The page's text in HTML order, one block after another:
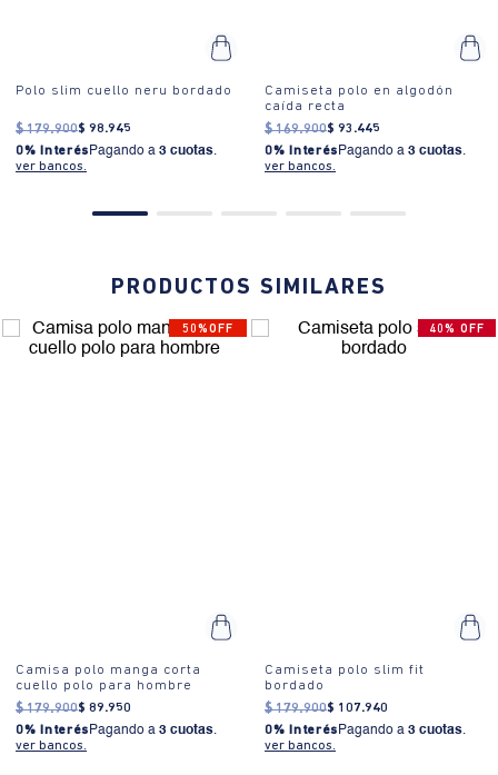
Polo slim cuello neru bordado
$ 179.900$ 98.945
0% Interés Pagando a 3 cuotas.
ver bancos.
Camiseta polo en algodón
caída recta
$ 169.900$ 93 .445
0% Interés Pagando a 3 cuotas.
ver bancos.
PRODUCTOS SIMILARES
50%OFF
Camisa polo manga corta
cuello polo para hombre
$ 179.900$ 89.950
0% Interés Pagando a 3 cuotas.
ver bancos.
40% OFF
Camiseta polo slim fit
bordado
$ 179.900$ 107.940
0% Interés Pagando a 3 cuotas.
ver bancos.